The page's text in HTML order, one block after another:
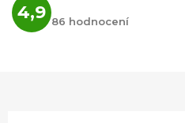
4,9 hodnocení
obchodu
86 hodnocení